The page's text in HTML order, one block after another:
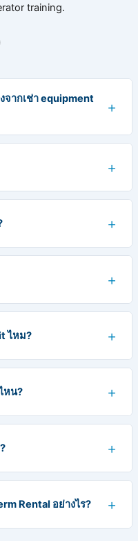
training.
จากเช่า equipment
ไหม?
หน?
Rental อย่างไร?